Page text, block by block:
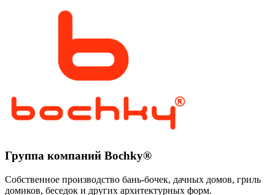
Опции
можно
выбрать
на
товара.
Группа компаний Bochky®
Собственное производство бань-бочек, дачных домов, гриль
домиков, беседок и других архитектурных форм.